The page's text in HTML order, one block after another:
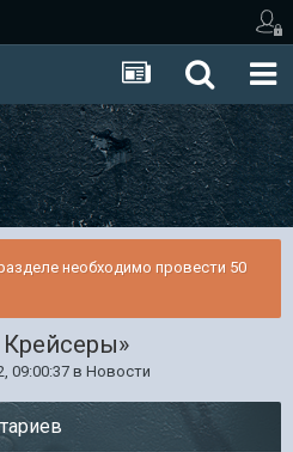
необходимо провести 50
09:00:37 в Новости